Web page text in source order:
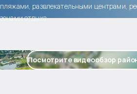
пляжами, развлекательными центрами,
зонами отдыха.
Посмотрите видеообзор